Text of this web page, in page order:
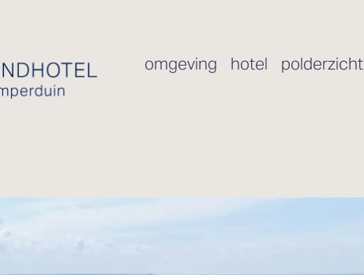
omgeving hotel polderzicht